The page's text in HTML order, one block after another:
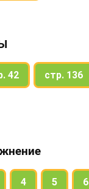
42 стр. 136
4 5 6